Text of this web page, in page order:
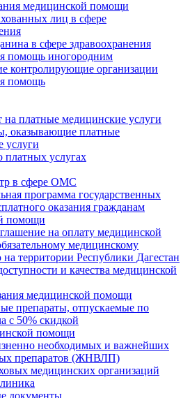
медицинской помощи
лиц в сфере
в сфере здравоохранения
помощь иногородним
контролирующие организации
помощь
на платные медицинские услуги
оказывающие платные
услуги
услугах
в сфере ОМС
программа государственных
оказания гражданам
помощи
на оплату медицинской
медицинскому
на территории Республики Дагестан
и качества медицинской
медицинской помощи
препараты, отпускаемые по
с 50% скидкой
помощи
необходимых и важнейших
препаратов (ЖНВЛП)
медицинских организаций
документы